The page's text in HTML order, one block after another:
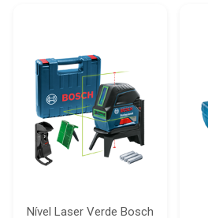
Nível Laser Verde Bosch